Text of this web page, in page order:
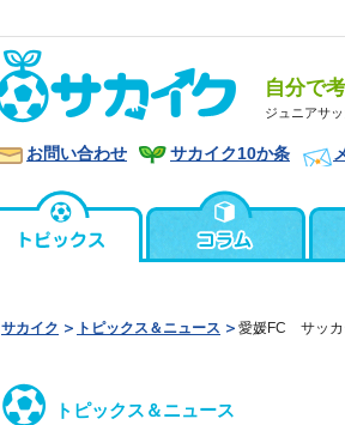
自分で
ジュニアサ
お問い合わせ サカイク10か条
サカイク トピックス＆ニュース 愛媛FC サッカ
トピックス＆ニュース